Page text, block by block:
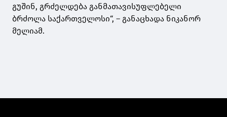
გუშინ, გრძელდება განმათავისუფლებელი
ბრძოლა საქართველოსი“, – განაცხადა ნიკანორ
მელიამ.